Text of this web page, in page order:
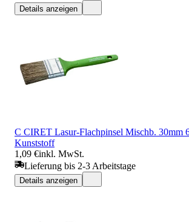
Details anzeigen
C CIRET Lasur-Flachpinsel Mischb. 30mm
Kunststoff
1,09 €inkl. MwSt.
Lieferung bis 2-3 Arbeitstage
Details anzeigen